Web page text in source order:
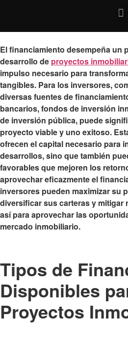
El financiamiento desempeña un
desarrollo de proyectos
impulso necesario para
tangibles. Para los inversores,
diversas fuentes de
bancarios, fondos de inversión
de inversión pública, puede
proyecto viable y uno exitoso.
ofrecen el capital necesario para
desarrollos, sino que también
favorables que mejoren los
aprovechar eficazmente el
inversores pueden maximizar su
diversificar sus carteras y mitigar
así para aprovechar las
mercado inmobiliario.
Tipos de
Disponibles
Proyectos